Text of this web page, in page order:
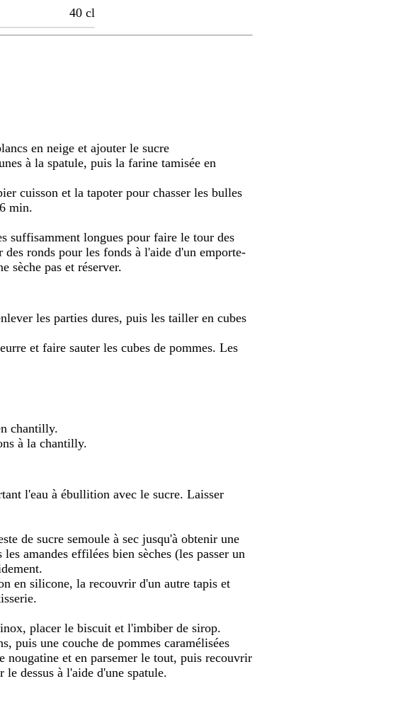
40 cl
en neige et ajouter le sucre
à la spatule, puis la farine tamisée en
cuisson et la tapoter pour chasser les bulles
min.
suffisamment longues pour faire le tour des
ronds pour les fonds à l'aide d'un emporte-
sèche pas et réserver.
les parties dures, puis les tailler en cubes
et faire sauter les cubes de pommes. Les
chantilly.
à la chantilly.
l'eau à ébullition avec le sucre. Laisser
de sucre semoule à sec jusqu'à obtenir une
amandes effilées bien sèches (les passer un
en silicone, la recouvrir d'un autre tapis et
placer le biscuit et l'imbiber de sirop.
puis une couche de pommes caramélisées
nougatine et en parsemer le tout, puis recouvrir
le dessus à l'aide d'une spatule.